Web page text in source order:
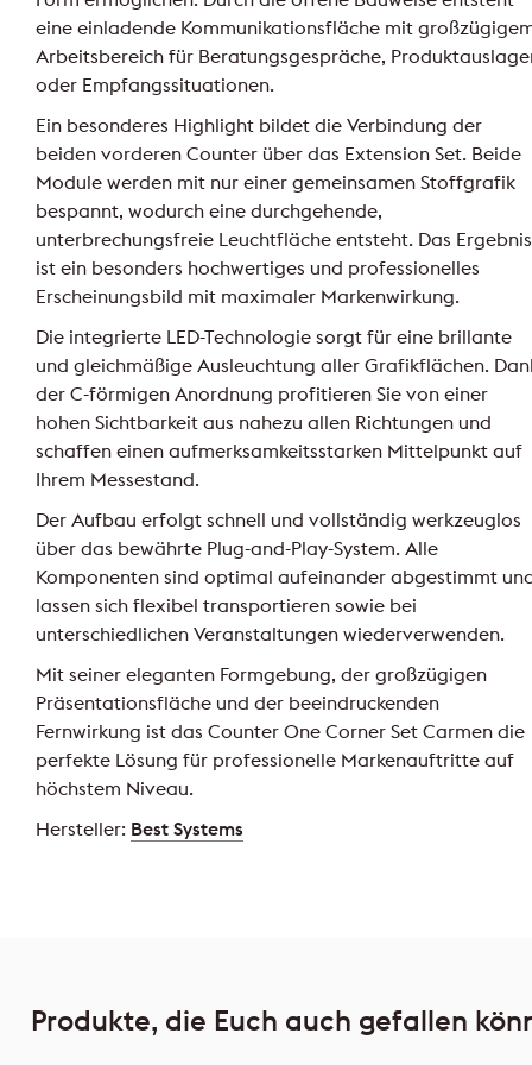
eine einladende Kommunikationsfläche mit
Arbeitsbereich für Beratungsgespräche,
oder Empfangssituationen.
Ein besonderes Highlight bildet die Verbindung der
beiden vorderen Counter über das Extension Set. Beide
Module werden mit nur einer gemeinsamen Stoffgrafik
bespannt, wodurch eine durchgehende,
unterbrechungsfreie Leuchtfläche entsteht. Das Ergebnis
ist ein besonders hochwertiges und professionelles
Erscheinungsbild mit maximaler Markenwirkung.
Die integrierte LED-Technologie sorgt für eine brillante
und gleichmäßige Ausleuchtung aller Grafikflächen.
der C-förmigen Anordnung profitieren Sie von einer
hohen Sichtbarkeit aus nahezu allen Richtungen und
schaffen einen aufmerksamkeitsstarken Mittelpunkt auf
Ihrem Messestand.
Der Aufbau erfolgt schnell und vollständig werkzeuglos
über das bewährte Plug-and-Play-System. Alle
Komponenten sind optimal aufeinander abgestimmt
lassen sich flexibel transportieren sowie bei
unterschiedlichen Veranstaltungen wiederverwenden.
Mit seiner eleganten Formgebung, der großzügigen
Präsentationsfläche und der beeindruckenden
Fernwirkung ist das Counter One Corner Set Carmen die
perfekte Lösung für professionelle Markenauftritte auf
höchstem Niveau.
Hersteller: Best Systems
Produkte, die Euch auch gefallen